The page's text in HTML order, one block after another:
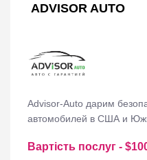
ADVISOR AUTO
Advisor-Auto дарим
автомобилей в США и
Вартість послуг - $